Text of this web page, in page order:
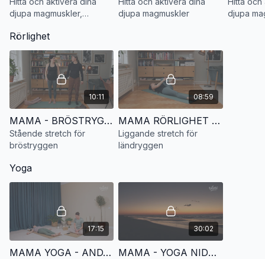
djupa magmuskler,
djupa magmuskler
djupa
Rörlighet
10:11
MAMA - BRÖSTRYGGSAKUTEN. Stående stretch för bröstryggen
Stående stretch för
bröstryggen
08:59
MAMA RÖRLIGHET - LÄNDRYGGEN. Liggande stretch
Liggande stretch för
ländryggen
Yoga
17:15
MAMA YOGA - ANDAS OCH STRETCHA. Djupa andetag och nackstretch
30:02
MAMA - YOGA NIDRA ÅTERHÄMTNING. En guidad avslappning